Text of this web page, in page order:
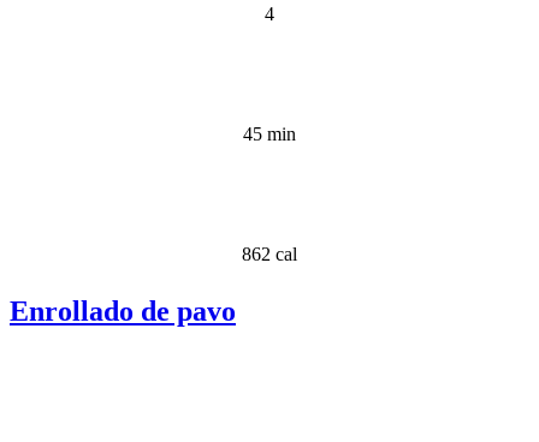
4
45 min
862 cal
Enrollado de pavo